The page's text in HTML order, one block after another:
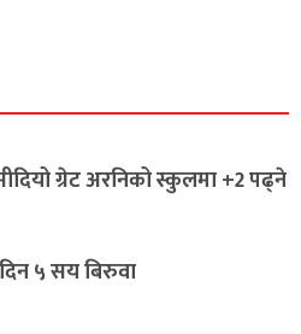
ग्रेट अरनिको स्कुलमा +2 पढ्ने
५ सय बिरुवा